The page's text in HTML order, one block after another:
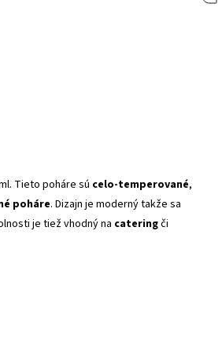
Tieto poháre sú celo-temperované,
poháre. Dizajn je moderný takže sa
je tiež vhodný na cateringči